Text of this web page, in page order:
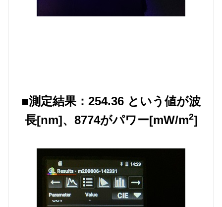
■測定結果：254.36 という値が波
長[nm]、8774がパワー[mW/m2]